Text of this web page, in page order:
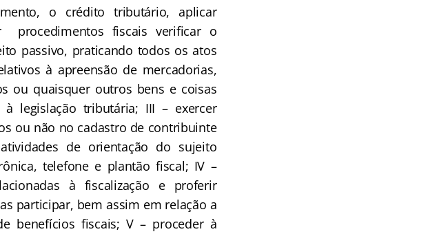
o crédito tributário, aplicar
procedimentos fiscais verificar o
passivo, praticando todos os atos
à apreensão de mercadorias,
ou quaisquer outros bens e coisas
legislação tributária; III – exercer
ou não no cadastro de contribuinte
de orientação do sujeito
telefone e plantão fiscal; IV –
à fiscalização e proferir
participar, bem assim em relação a
benefícios fiscais; V – proceder à